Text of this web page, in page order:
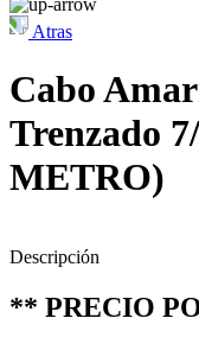
Atras
Cabo
Trenzado
METRO)
Descripción
** PRECIO